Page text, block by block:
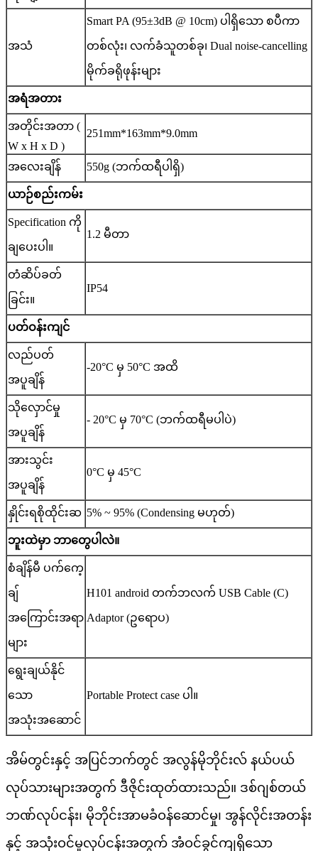
အသံ
Smart PA (95±3dB @ 10cm) ပါရှိသော စပီကာ
တစ်လုံး၊ လက်ခံသူတစ်ခု၊ Dual noise-cancelling
မိုက်ခရိုဖုန်းများ
အရံအတား
အတိုင်းအတာ (
W x H x D )
251mm*163mm*9.0mm
အလေးချိန် 550g (ဘက်ထရီပါရှိ)
ယာဉ်စည်းကမ်း
Specification ကို
ချပေးပါ။
1.2 မီတာ
တံဆိပ်ခတ်
ခြင်း။
IP54
ပတ်ဝန်းကျင်
လည်ပတ်
အပူချိန်
-20°C မှ 50°C အထိ
သိုလှောင်မှု
အပူချိန်
- 20°C မှ 70°C (ဘက်ထရီမပါပဲ)
အားသွင်း
အပူချိန်
0°C မှ 45°C
နှိုင်းရစိုထိုင်းဆ 5% ~ 95% (Condensing မဟုတ်)
ဘူးထဲမှာ ဘာတွေပါလဲ။
စံချိန်မီ ပက်ကေ့
ချ်
အကြောင်းအရာ
များ
H101 android တက်ဘလက် USB Cable (C)
Adaptor (ဥရောပ)
ရွေးချယ်နိုင်
သော
အသုံးအဆောင်
Portable Protect case ပါ။
အိမ်တွင်းနှင့် အပြင်ဘက်တွင် အလွန်မိုဘိုင်းလ် နယ်ပယ်
လုပ်သားများအတွက် ဒီဇိုင်းထုတ်ထားသည်။ ဒစ်ဂျစ်တယ်
ဘဏ်လုပ်ငန်း၊ မိုဘိုင်းအာမခံဝန်ဆောင်မှု၊ အွန်လိုင်းအတန်း
နှင့် အသုံးဝင်မှုလုပ်ငန်းအတွက် အံဝင်ခွင်ကျရှိသော